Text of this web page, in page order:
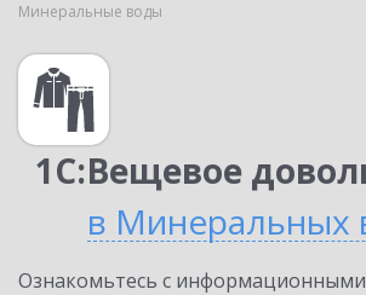
Минеральные воды
1С:Вещевое
в Минеральных
Ознакомьтесь с